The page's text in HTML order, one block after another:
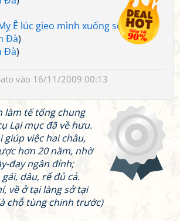
Ê lúc gieo mình xuống sông Châu
Đà)
Đà)
vào 16/11/2009 00:13
làm tế tống chung
Lại mục đã về hưu.
giúp việc hai châu,
hơn 20 năm, nhờ
đay ngân đỉnh;
dâu, rể đủ cả.
về ở tại làng sở tại
chỗ tùng chinh trước)